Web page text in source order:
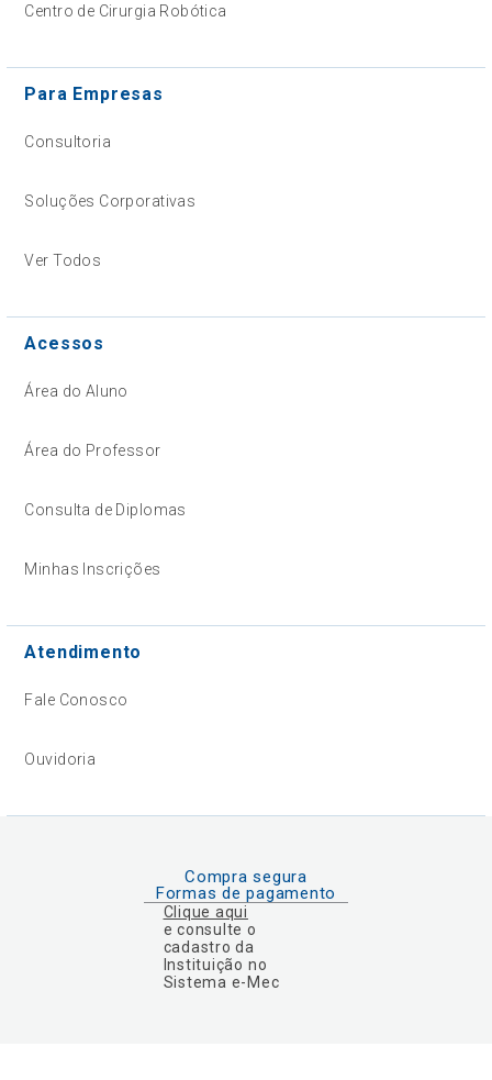
Centro de Cirurgia Robótica
Para Empresas
Consultoria
Soluções Corporativas
Ver Todos
Acessos
Área do Aluno
Área do Professor
Consulta de Diplomas
Minhas Inscrições
Atendimento
Fale Conosco
Ouvidoria
Compra segura
Formas de pagamento
Clique aqui
e consulte o
cadastro da
Instituição no
Sistema e-Mec